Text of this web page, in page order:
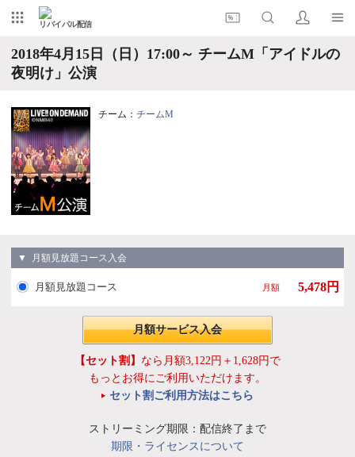
リバイバル配信
2018年4月15日（日）17:00～ チームM「アイドルの
夜明け」公演
チーム： チームM
▼ 月額見放題コース入会
月額見放題コース 月額 5,478円
月額サービス入会
【セット割】 なら月額3,122円＋1,628円で
もっとお得にご利用いただけます。
セット割ご利用方法はこちら
ストリーミング期限：配信終了まで
期限・ライセンスについて